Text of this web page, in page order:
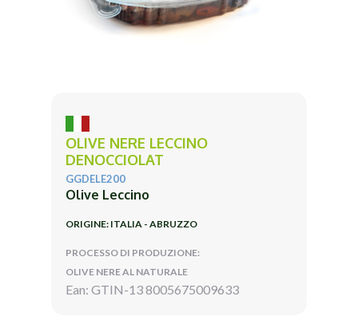
OLIVE NERE LECCINO
DENOCCIOLAT
GGDELE200
Olive Leccino
ORIGINE: ITALIA - ABRUZZO
PROCESSO DI PRODUZIONE:
OLIVE NERE AL NATURALE
Ean: GTIN-13 8005675009633